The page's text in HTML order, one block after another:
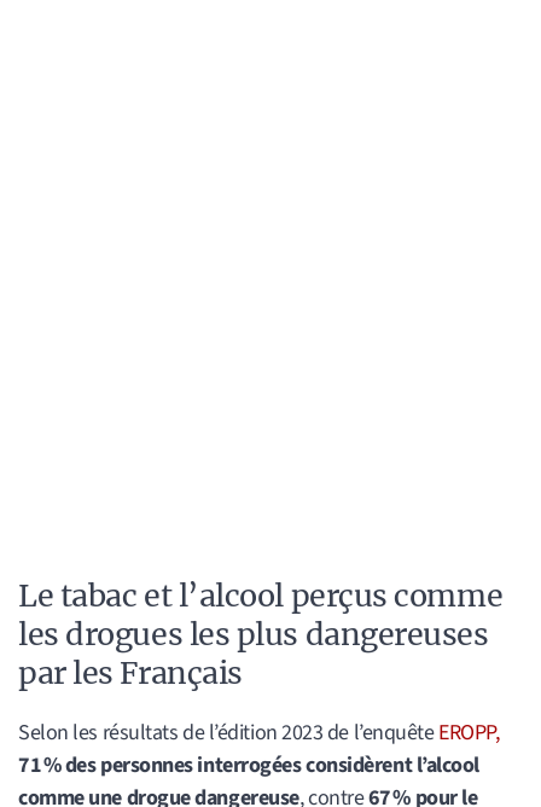
Le tabac et l’alcool perçus comme
les drogues les plus dangereuses
par les Français
Selon les résultats de l’édition 2023 de l’enquêteEROPP,
71 % des personnes interrogées considèrent l’alcool
comme une drogue dangereuse, contre67 % pour le